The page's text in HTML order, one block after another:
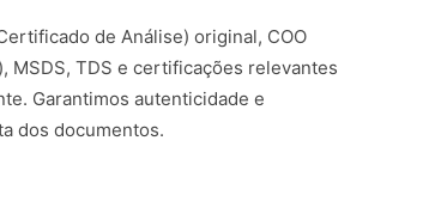
de Análise) original, COO
MSDS, TDS e certificações relevantes
Garantimos autenticidade e
dos documentos.